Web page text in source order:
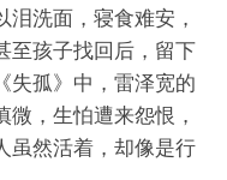
泪洗面，寝食难安，
至孩子找回后，留下
失孤》中，雷泽宽的
，生怕遭来怨恨，
虽然活着，却像是行